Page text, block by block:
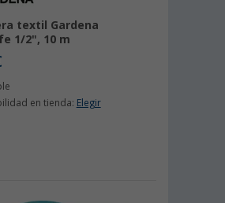
textil Gardena
1/2", 10 m
en tienda: Elegir